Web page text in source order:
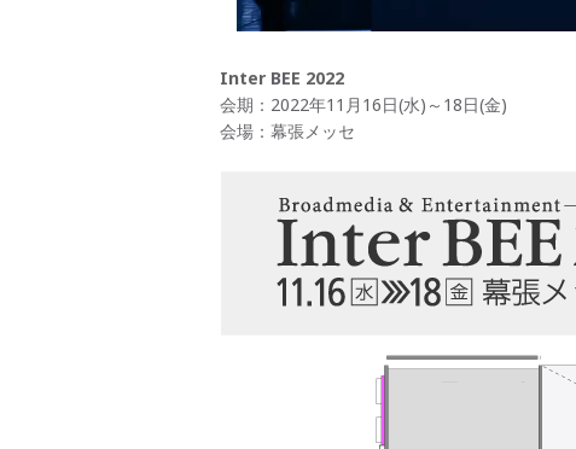
Inter BEE 2022
会期：2022年11月16日(水)～18日(金)
会場：幕張メッセ